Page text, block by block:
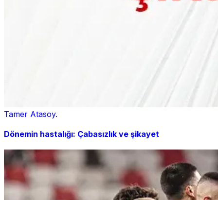
Tamer Atasoy.
Dönemin hastalığı: Çabasızlık ve şikayet